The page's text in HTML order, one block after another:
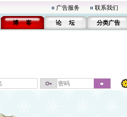
广告服务 联系我们
博 客 论 坛 分类广告